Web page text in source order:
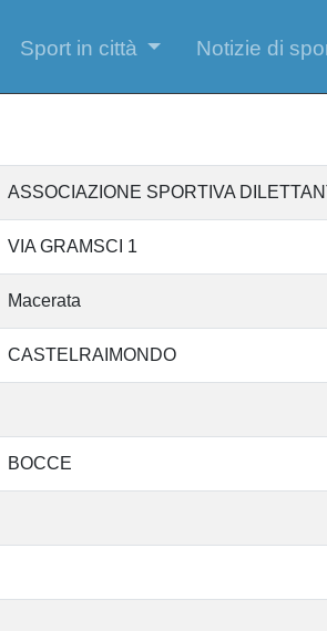
Sport in città Notizie di
ASSOCIAZIONE SPORTIVA
VIA GRAMSCI 1
Macerata
CASTELRAIMONDO
BOCCE